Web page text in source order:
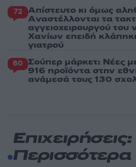
72 Απίστευτο κι όμως
Aναστέλλονται τα
αγγειοχειρουργού του
Χανίων επειδή
γιατρού
60 Σούπερ μάρκετ: Νέες
916 προϊόντα στην
ανάμεσά τους 130
Επιχειρήσεις: